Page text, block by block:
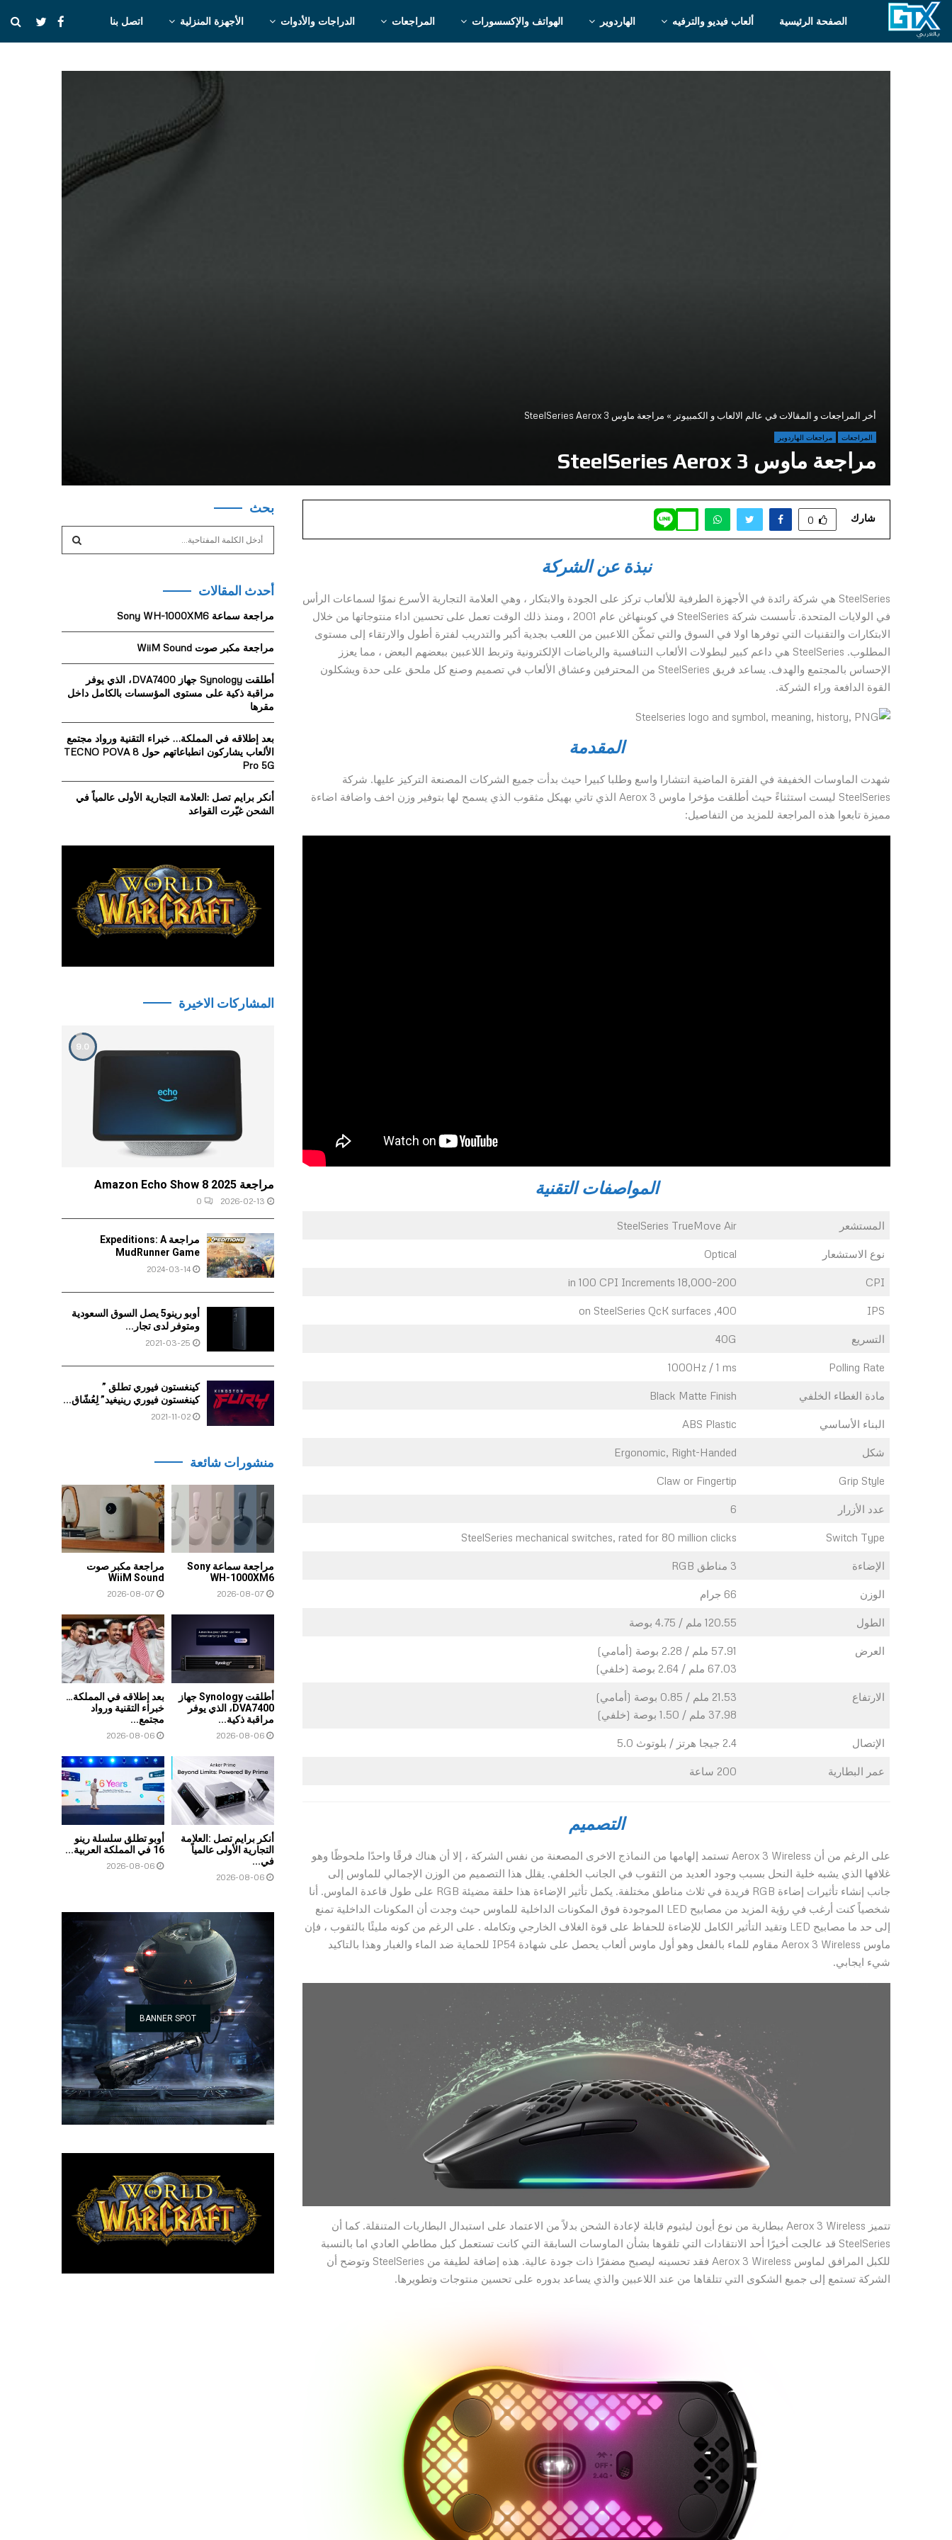
الصفحة الرئيسية ألعاب فيديو والترفيه الهاردوير الهواتف والإكسسورات المراجعات الدراجات والأدوات الأجهزة المنزلية اتصل بنا
أخر المراجعات و المقالات في عالم الالعاب و الكمبيوتر » مراجعة ماوس SteelSeries Aerox 3
المراجعات مراجعات الهاردوير
مراجعة ماوس SteelSeries Aerox 3
شارك 0
نبذة عن الشركة
SteelSeries هي شركة رائدة في الأجهزة الطرفية للألعاب تركز على الجودة والابتكار ، وهي العلامة التجارية الأسرع نموًا لسماعات الرأس
في الولايات المتحدة. تأسست شركة SteelSeries في كوبنهاغن عام 2001 ، ومنذ ذلك الوقت تعمل على تحسين اداء منتوجاتها من خلال
الابتكارات والتقنيات التي توفرها اولا في السوق والتي تمكّن اللاعبين من اللعب بجدية أكبر والتدريب لفترة أطول والارتقاء إلى مستوى
المطلوب. SteelSeries هي داعم كبير لبطولات الألعاب التنافسية والرياضات الإلكترونية وتربط اللاعبين ببعضهم البعض ، مما يعزز
الإحساس بالمجتمع والهدف. يساعد فريق SteelSeries من المحترفين وعشاق الألعاب في تصميم وصنع كل ملحق على حدة ويشكلون
القوة الدافعة وراء الشركة.
المقدمة
شهدت الماوسات الخفيفة في الفترة الماضية انتشارا واسع وطلبا كبيرا حيث بدأت جميع الشركات المصنعة التركيز عليها. شركة
SteelSeries ليست استثناءً حيث أطلقت مؤخرا ماوس Aerox 3 الذي تاتي بهيكل مثقوب الذي يسمح لها بتوفير وزن اخف واضافة اضاءة
مميزة تابعوا هذه المراجعة للمزيد من التفاصيل:
المواصفات التقنية
المستشعر SteelSeries TrueMove Air
نوع الاستشعار Optical
CPI
200–18,000 in 100 CPI Increments
IPS
400, on SteelSeries QcK surfaces
التسريع 40G
Polling Rate
1000Hz / 1 ms
مادة الغطاء الخلفي Black Matte Finish
البناء الأساسي ABS Plastic
شكل Ergonomic, Right-Handed
Grip Style
Claw or Fingertip
عدد الأزرار 6
Switch Type
SteelSeries mechanical switches, rated for 80 million clicks
الإضاءة 3 مناطق RGB
الوزن 66 جرام
الطول 120.55 ملم / 4.75 بوصة
العرض
57.91 ملم / 2.28 بوصة (أمامي)
67.03 ملم / 2.64 بوصة (خلفي)
الارتفاع
21.53 ملم / 0.85 بوصة (أمامي)
37.98 ملم / 1.50 بوصة (خلفي)
الإتصال 2.4 جيجا هرتز / بلوتوث 5.0
عمر البطارية 200 ساعة
التصميم
على الرغم من أن Aerox 3 Wireless تستمد إلهامها من النماذج الاخرى المصعنة من نفس الشركة ، إلا أن هناك فرقًا واحدًا ملحوظًا وهو
غلافها الذي يشبه خلية النحل بسبب وجود العديد من الثقوب في الجانب الخلفي. يقلل هذا التصميم من الوزن الإجمالي للماوس إلى
جانب إنشاء تأثيرات إضاءة RGB فريدة في ثلاث مناطق مختلفة. يكمل تأثير الإضاءة هذا حلقة مضيئة RGB على طول قاعدة الماوس. أنا
شخصياً كنت أرغب في رؤية المزيد من مصابيح LED الموجودة فوق المكونات الداخلية للماوس حيث وجدت أن المكونات الداخلية تمنع
إلى حد ما مصابيح LED وتقيد التأثير الكامل للإضاءة للحفاظ على قوة الغلاف الخارجي وتكامله . على الرغم من كونه مليئًا بالثقوب ، فإن
ماوس Aerox 3 Wireless مقاوم للماء بالفعل وهو أول ماوس ألعاب يحصل على شهادة IP54 للحماية ضد الماء والغبار وهذا بالتاكيد
شيء ايجابي.
تتميز Aerox 3 Wireless ببطارية من نوع أيون ليثيوم قابلة لإعادة الشحن بدلاً من الاعتماد على استبدال البطاريات المتنقلة. كما أن
SteelSeries قد عالجت أخيرًا أحد الانتقادات التي تلقوها بشأن الماوسات السابقة التي كانت تستعمل كبل مطاطي العادي اما بالنسبة
للكبل المرافق لماوس Aerox 3 Wireless فقد تحسينه ليصبح مضفرًا ذات جودة عالية. هذه إضافة لطيفة من SteelSeries وتوضح أن
الشركة تستمع إلى جميع الشكوى التي تتلقاها من عند اللاعبين والذي يساعد بدوره على تحسين منتوجات وتطويرها.
بحث
c
f
r
:
أحدث المقالات
مراجعة سماعة Sony WH-1000XM6
مراجعة مكبر صوت WiiM Sound
أطلقت Synology جهاز DVA7400، الذي يوفر
مراقبة ذكية على مستوى المؤسسات بالكامل داخل
مقرها
بعد إطلاقه في المملكة… خبراء التقنية ورواد مجتمع
الألعاب يشاركون انطباعاتهم حول TECNO POVA 8
Pro 5G
أنكر برايم تصل :العلامة التجارية الأولى عالمياً في
الشحن غيّرت القواعد
المشاركات الاخيرة
مراجعة Amazon Echo Show 8 2025
2026-02-13
0
9.0
مراجعة Expeditions: A
MudRunner Game
2024-03-14
أوبو رينو5 يصل السوق السعودية
ومتوفر لدى تجار...
2021-03-25
كينغستون فيوري تطلق ”
كينغستون فيوري رينيغيد” لِعُشّاق...
2021-11-02
منشورات شائعة
مراجعة سماعة Sony
WH-1000XM6
2026-08-07
مراجعة مكبر صوت
WiiM Sound
2026-08-07
أطلقت Synology جهاز
DVA7400، الذي يوفر
مراقبة ذكية...
2026-08-06
بعد إطلاقه في المملكة…
خبراء التقنية ورواد
مجتمع...
2026-08-06
أنكر برايم تصل :العلامة
التجارية الأولى عالمياً
في...
2026-08-06
أوبو تطلق سلسلة رينو
16 في المملكة العربية...
2026-08-06
BANNER SPOT